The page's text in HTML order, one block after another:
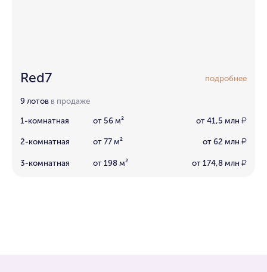
Red7 подробнее
9 лотов в продаже
1-комнатная от 56 м² от 41,5 млн ₽
2-комнатная от 77 м² от 62 млн ₽
3-комнатная от 198 м² от 174,8 млн ₽